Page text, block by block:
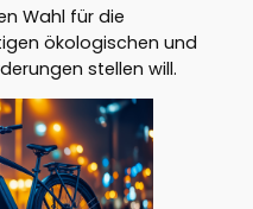
Wahl für die
ökologischen und
stellen will.